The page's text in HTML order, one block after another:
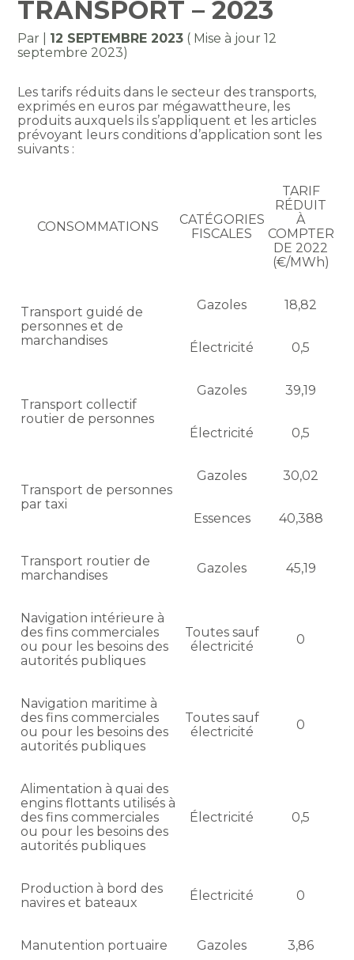
TRANSPORT – 2023
Par 12 SEPTEMBRE 2023 ( Mise à jour 12
septembre 2023)
Les tarifs réduits dans le secteur des transports,
exprimés en euros par mégawattheure, les
produits auxquels ils s’appliquent et les articles
prévoyant leurs conditions d’application sont les
suivants :
CONSOMMATIONS
CATÉGORIES
FISCALES
TARIF
RÉDUIT
À
COMPTER
DE 2022
(€/MWh)
Transport guidé de
personnes et de
marchandises
Gazoles 18,82
Électricité 0,5
Transport collectif
routier de personnes
Gazoles 39,19
Électricité 0,5
Transport de personnes
par taxi
Gazoles 30,02
Essences 40,388
Transport routier de
marchandises
Gazoles 45,19
Navigation intérieure à
des fins commerciales
ou pour les besoins des
autorités publiques
Toutes sauf
électricité
0
Navigation maritime à
des fins commerciales
ou pour les besoins des
autorités publiques
Toutes sauf
électricité
0
Alimentation à quai des
engins flottants utilisés à
des fins commerciales
ou pour les besoins des
autorités publiques
Électricité 0,5
Production à bord des
navires et bateaux
Électricité 0
Manutention portuaire Gazoles 3,86